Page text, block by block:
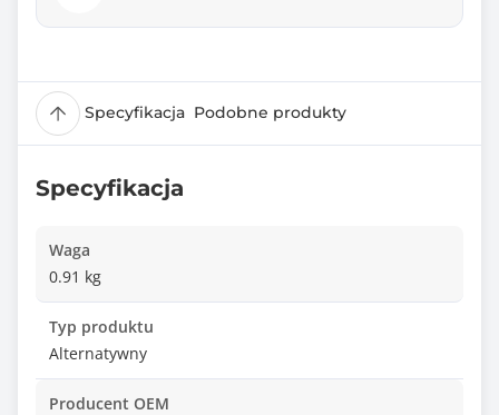
Specyfikacja Podobne produkty
Specyfikacja
Waga
0.91 kg
Typ produktu
Alternatywny
Producent OEM